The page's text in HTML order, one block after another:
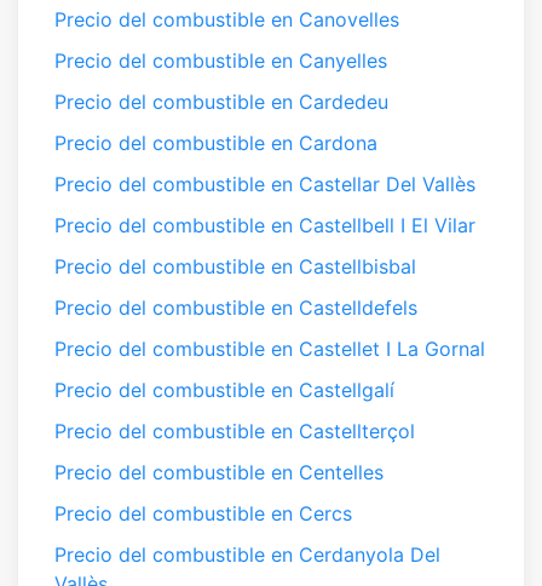
Precio del combustible en Canovelles
Precio del combustible en Canyelles
Precio del combustible en Cardedeu
Precio del combustible en Cardona
Precio del combustible en Castellar Del Vallès
Precio del combustible en Castellbell I El Vilar
Precio del combustible en Castellbisbal
Precio del combustible en Castelldefels
Precio del combustible en Castellet I La Gornal
Precio del combustible en Castellgalí
Precio del combustible en Castellterçol
Precio del combustible en Centelles
Precio del combustible en Cercs
Precio del combustible en Cerdanyola Del